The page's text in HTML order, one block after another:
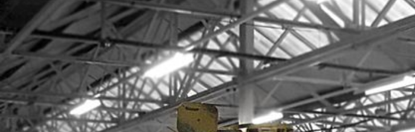
すべてのツアーを見る
フランスワインツアー・ワイナリー巡り
フランスハネムーン（新婚旅行）＆ウェディング
フランス地方巡り 専用車チャーターツアー
童話の世界のような美しい街並み アルザス
ゆったり、優雅にフランス・リバークルーズ
ルレ・エ・シャトーに泊まる フランス極上の癒し旅